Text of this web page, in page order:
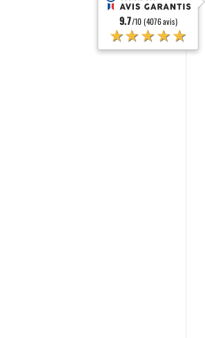
9.7/10 (4076 avis)
★★★★★